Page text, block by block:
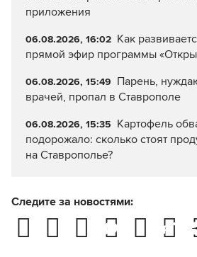
приложения
06.08.2026, 16:02 Как
прямой эфир программы
06.08.2026, 15:49 Парень,
врачей, пропал в Ставрополе
06.08.2026, 15:35 Картофель
подорожало: сколько стоят
на Ставрополье?
Следите за новостями: